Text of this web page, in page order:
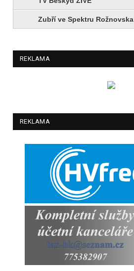
Zubří ve Spektru Rožnovska
REKLAMA
REKLAMA